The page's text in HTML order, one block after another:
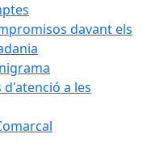
davant els
d'atenció a les